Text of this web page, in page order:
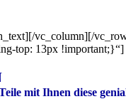
vc_column][/
top: 13px !important;}“]
mit Ihnen diese